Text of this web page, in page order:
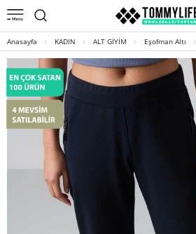
Anasayfa KADIN ALT GİYİM Eşofman Altı